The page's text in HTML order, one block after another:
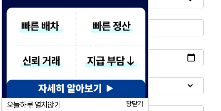
오늘하루 열지않기 창닫기